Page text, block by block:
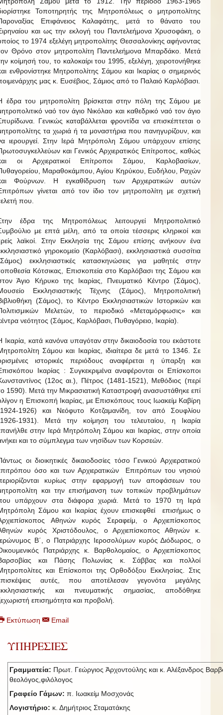
Τοποτηρητής της Μητροπόλεως ο μητροπολίτης
Επιφάνειος Καλαφάτης, μετά το θάνατο του
και ως την εκλογή του Παντελεήμονα Χρυσοφάκη, ο
το 1974 εξελέγη μητροπολίτης Θεσσαλονίκης αφήνοντας
Θρόνο στον μητροπολίτη Παντελεήμονα Μπαρδάκο. Μετά
κοίμησή του, το καλοκαίρι του 1995, εξελέγη, χειροτονήθηκε
ενθρονίστηκε Μητροπολίτης Σάμου και Ικαρίας ο σημερινός
μας κ. Ευσέβιος, Σάμιος από το Παλαιό Καρλόβασι.
έδρα του μητροπολίτη βρίσκεται στην πόλη της Σάμου με
ναό τον άγιο Νικόλαο και καθεδρικό ναό τον άγιο
Γενικώς καταβάλλεται φροντίδα να επισκέπτεται ο
τα χωριά ή τα μοναστήρια που πανηγυρίζουν, και
ιερουργεί. Στην Ιερά Μητρόπολη Σάμου υπάρχουν επίσης
και Γενικός Αρχιερατικός Επίτροπος, καθώς
οι Αρχιερατικοί Επίτροποι Σάμου, Καρλοβασίων,
Μαραθοκάμπου, Αγίου Κηρύκου, Ευδήλου, Ραχών
Φούρνων. Η εγκαθίδρυση των Αρχιερατικών αυτών
γίνεται από τον ίδιο τον μητροπολίτη με σχετική
που.
έδρα της Μητροπόλεως λειτουργεί Μητροπολιτικό
με επτά μέλη, από τα οποία τέσσερις κληρικοί και
λαϊκοί. Στην Εκκλησία της Σάμου επίσης ανήκουν ένα
γηροκομείο (Καρλόβασι), εκκλησιαστικά συσσίτια
εκκλησιαστικές κατασκηνώσεις για μαθητές στην
Κότσικας, Επισκοπεία στο Καρλόβασι της Σάμου και
Άγιο Κήρυκο της Ικαρίας, Πνευματικό Κέντρο (Σάμος),
Εκκλησιαστικής Τέχνης (Σάμος), Μητροπολιτική
(Σάμος), το Κέντρο Εκκλησιαστικών Ιστορικών και
Μελετών, το περιοδικό «Μεταμόρφωσις» και
νεότητος (Σάμος, Καρλόβασι, Πυθαγόρειο, Ικαρία).
Ικαρία, κατά κανόνα υπαγόταν στην δικαιοδοσία του εκάστοτε
Σάμου και Ικαρίας, ιδιαίτερα δε μετά το 1346. Σε
ιστορικές περιόδους αναφέρεται η ύπαρξη και
Ικαρίας : Συγκεκριμένα αναφέρονται οι Επίσκοποι
(12ος αι.), Πέτρος (1481-1521), Μεθόδιος (περί
1590). Μετά την Μικρασιατική Καταστροφή ανασυστάθηκε επί
η Επισκοπή Ικαρίας, με Επισκόπους τους Ιωακείμ Καβίρη
1926) και Νεόφυτο Κοτζαμανίδη, τον από Σουφλίου
1931). Μετά την κοίμηση του τελευταίου, η Ικαρία
στην Ιερά Μητρόπολη Σάμου και Ικαρίας, στην οποία
και το σύμπλεγμα των νησίδων των Κορσεών.
οι διοικητικές δικαιοδοσίες τόσο Γενικού Αρχιερατικού
όσο και των Αρχιερατικών Επιτρόπων του νησιού
κυρίως στην εφαρμογή των αποφάσεων του
και την επισήμανση των τοπικών προβλημάτων
υπάρχουν στα διάφορα χωριά. Μετά το 1970 τη Ιερά
Σάμου και Ικαρίας έχουν επισκεφθεί επισήμως ο
Αθηνών κυρός Σεραφείμ, ο Αρχιεπίσκοπος
κυρός Χριστόδουλος, ο Αρχιεπίσκοπος Αθηνών κ.
Β΄, ο Πατριάρχης Ιεροσολύμων κυρός Διόδωρος, ο
Πατριάρχης κ. Βαρθολομαίος, ο Αρχιεπίσκοπος
και Πάσης Πολωνίας κ. Σάββας και πολλοί
και Επίσκοποι της Ορθοδόξου Εκκλησίας. Στις
αυτές, που αποτέλεσαν γεγονότα μεγάλης
και πνευματικής σημασίας, αποδόθηκε
επισημότητα και προβολή.
Εκτύπωση Email
ΥΠΗΡΕΣΙΕΣ
Γραμματεία: Πρωτ. Γεώργιος Ἀρχοντούλης και κ. Αλέξανδρος
θεολόγος,φιλόλογος
Γραφείο Γάμων: π. Ιωακείμ Μοσχονάς
Λογιστήριο: κ. Δημήτριος Σταματάκης